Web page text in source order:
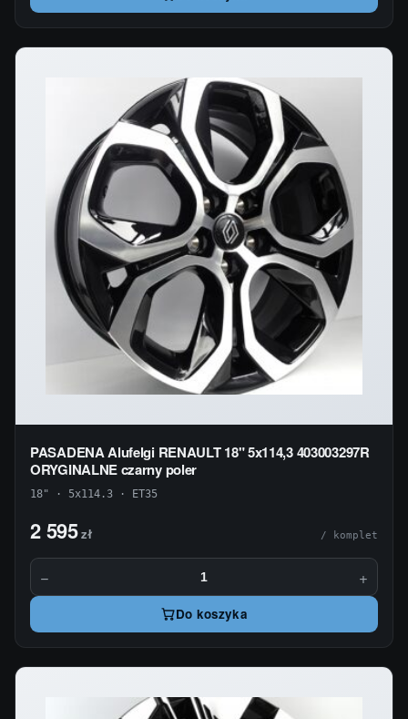
PASADENA Alufelgi RENAULT 18" 5x114,3 403003297R
ORYGINALNE czarny poler
18" · 5x114.3 · ET35
2 595zł / komplet
− +
Do koszyka